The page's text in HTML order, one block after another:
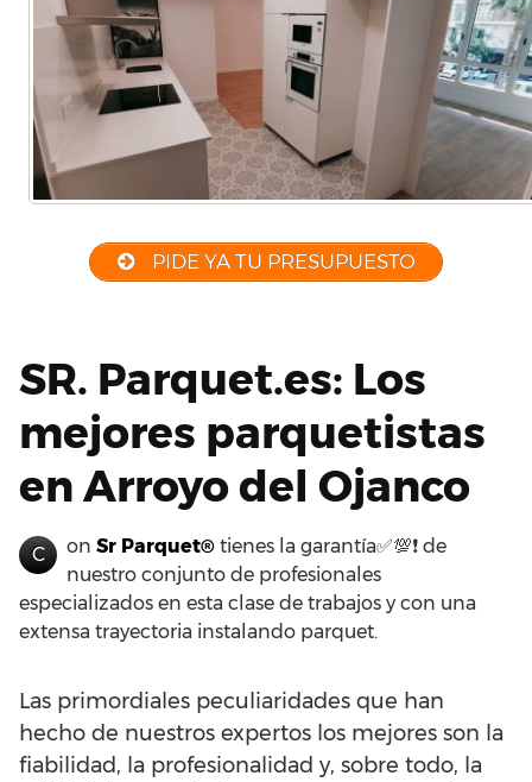
PIDE YA TU PRESUPUESTO
SR. Parquet.es: Los
mejores parquetistas
en Arroyo del Ojanco
C on Sr Parquet® tienes la garantía✅💯❗ de
nuestro conjunto de profesionales
especializados en esta clase de trabajos y con una
extensa trayectoria instalando parquet.
Las primordiales peculiaridades que han
hecho de nuestros expertos los mejores son la
fiabilidad, la profesionalidad y, sobre todo, la